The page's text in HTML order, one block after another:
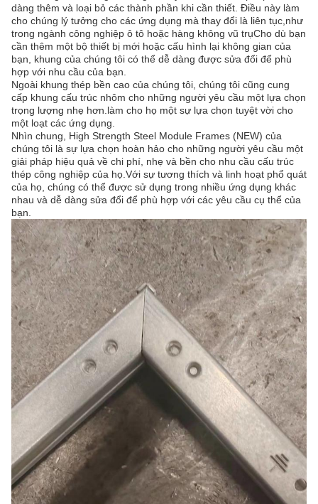
dàng thêm và loại bỏ các thành phần khi cần thiết. Điều này làm
cho chúng lý tưởng cho các ứng dụng mà thay đổi là liên tục,như
trong ngành công nghiệp ô tô hoặc hàng không vũ trụCho dù bạn
cần thêm một bộ thiết bị mới hoặc cấu hình lại không gian của
bạn, khung của chúng tôi có thể dễ dàng được sửa đổi để phù
hợp với nhu cầu của bạn.
Ngoài khung thép bền cao của chúng tôi, chúng tôi cũng cung
cấp khung cấu trúc nhôm cho những người yêu cầu một lựa chọn
trọng lượng nhẹ hơn.làm cho họ một sự lựa chọn tuyệt vời cho
một loạt các ứng dụng.
Nhìn chung, High Strength Steel Module Frames (NEW) của
chúng tôi là sự lựa chọn hoàn hảo cho những người yêu cầu một
giải pháp hiệu quả về chi phí, nhẹ và bền cho nhu cầu cấu trúc
thép công nghiệp của họ.Với sự tương thích và linh hoạt phổ quát
của họ, chúng có thể được sử dụng trong nhiều ứng dụng khác
nhau và dễ dàng sửa đổi để phù hợp với các yêu cầu cụ thể của
bạn.